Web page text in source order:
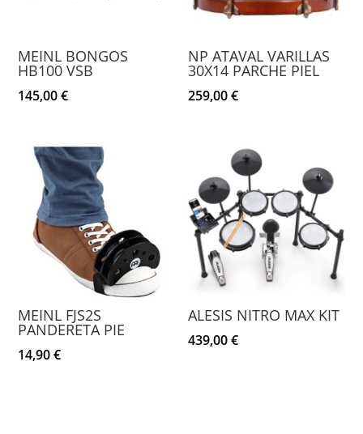
MEINL BONGOS
HB100 VSB
145,00€
NP ATAVAL VARILLAS
30X14 PARCHE PIEL
259,00€
MEINL FJS2S
PANDERETA PIE
14,90€
ALESIS NITRO MAX KIT
439,00€